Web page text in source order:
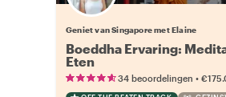
Geniet van Singapore met Elaine
Boeddha Ervaring:
Eten
34 beoordelingen •